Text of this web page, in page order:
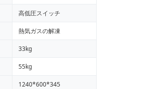
高低圧スイッチ
熱気ガスの解凍
33kg
55kg
1240*600*345